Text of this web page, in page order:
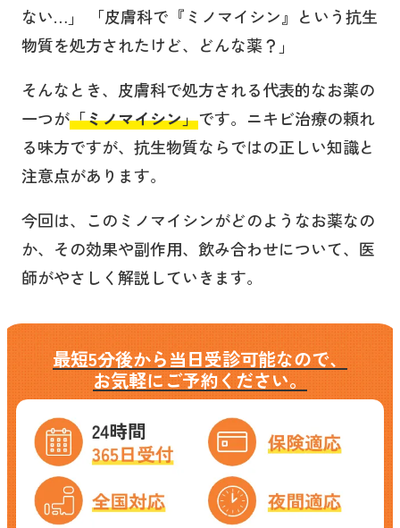
ない…」 「皮膚科で『ミノマイシン』という抗生
物質を処方されたけど、どんな薬？」
そんなとき、皮膚科で処方される代表的なお薬の
一つが「ミノマイシン」です。ニキビ治療の頼れ
る味方ですが、抗生物質ならではの正しい知識と
注意点があります。
今回は、このミノマイシンがどのようなお薬なの
か、その効果や副作用、飲み合わせについて、医
師がやさしく解説していきます。
最短5分後から当日受診可能なので、
お気軽にご予約ください。